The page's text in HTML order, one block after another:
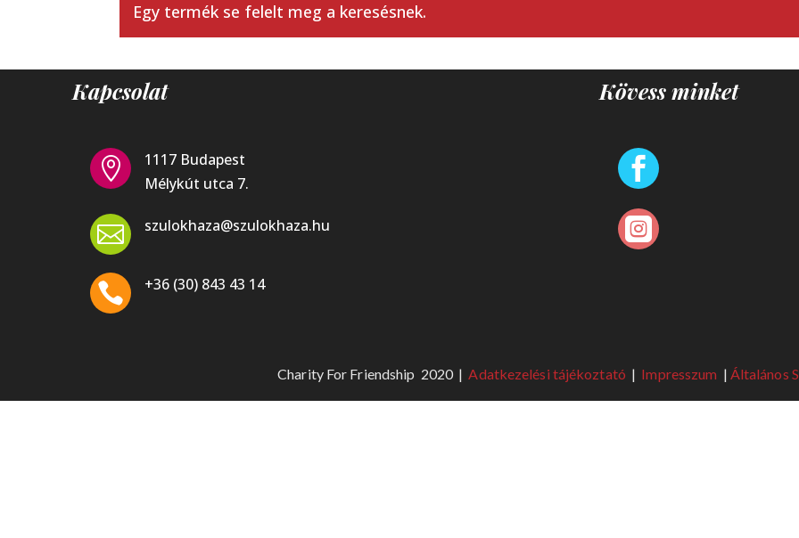
Egy termék se felelt meg a keresésnek.
Kapcsolat

1117 Budapest
Mélykút utca 7.
 szulokhaza@szulokhaza.hu
 +36 (30) 843 43 14
Kövess minket


Charity For Friendship 2020 |Adatkezelési tájékoztató | Impresszum | Általános